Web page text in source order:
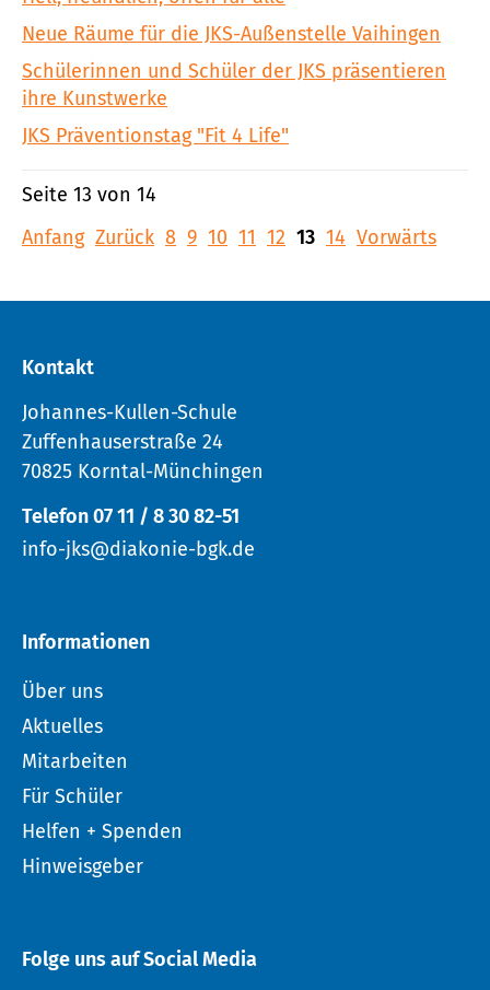
Neue Räume für die JKS-Außenstelle Vaihingen
Schülerinnen und Schüler der JKS präsentieren
ihre Kunstwerke
JKS Präventionstag "Fit 4 Life"
Seite 13 von 14
Anfang Zurück 8 9 10 11 12 13 14 Vorwärts
Kontakt
Johannes-Kullen-Schule
Zuffenhauserstraße 24
70825 Korntal-Münchingen
Telefon 07 11 / 8 30 82-51
info-jks@diakonie-bgk.de
Informationen
Über uns
Aktuelles
Mitarbeiten
Für Schüler
Helfen + Spenden
Hinweisgeber
Folge uns auf Social Media